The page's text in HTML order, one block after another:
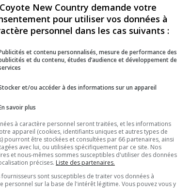
Coyote New Country demande votre
pour utiliser vos données à
personnel dans les cas suivants :
et contenu personnalisés, mesure de performance des
et du contenu, études d’audience et développement de
et/ou accéder à des informations sur un appareil
savoir plus
à caractère personnel seront traitées, et les informations
appareil (cookies, identifiants uniques et autres types de
pourront être stockées et consultées par 66 partenaires, ainsi
avec lui, ou utilisées spécifiquement par ce site. Nos
et nous-mêmes sommes susceptibles d'utiliser des données
précises. Liste des partenaires.
fournisseurs sont susceptibles de traiter vos données à
personnel sur la base de l'intérêt légitime. Vous pouvez vous y